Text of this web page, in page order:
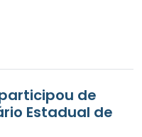
de
Estadual de